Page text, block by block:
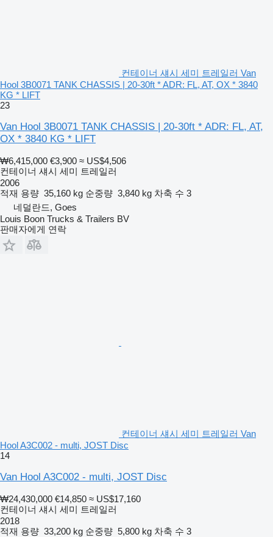
컨테이너 섀시 세미 트레일러 Van
Hool 3B0071 TANK CHASSIS | 20-30ft * ADR: FL, AT, OX * 3840
KG * LIFT
23
Van Hool 3B0071 TANK CHASSIS | 20-30ft * ADR: FL, AT,
OX * 3840 KG * LIFT
₩6,415,000 €3,900 ≈ US$4,506
컨테이너 섀시 세미 트레일러
2006
적재 용량 35,160 kg 순중량 3,840 kg 차축 수 3
네덜란드, Goes
Louis Boon Trucks & Trailers BV
판매자에게 연락
컨테이너 섀시 세미 트레일러 Van
Hool A3C002 - multi, JOST Disc
14
Van Hool A3C002 - multi, JOST Disc
₩24,430,000 €14,850 ≈ US$17,160
컨테이너 섀시 세미 트레일러
2018
적재 용량 33,200 kg 순중량 5,800 kg 차축 수 3